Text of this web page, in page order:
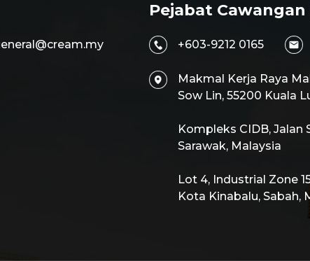
Pejabat
+603-9212 0165
Makmal Kerja Raya
Sow Lin, 55200 Kuala
Kompleks CIDB, Jalan
Sarawak, Malaysia
Lot 4, Industrial Zone
Kota Kinabalu, Sabah,